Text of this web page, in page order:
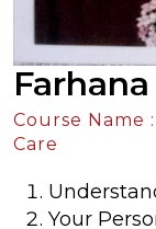
Course Name
Care
Your